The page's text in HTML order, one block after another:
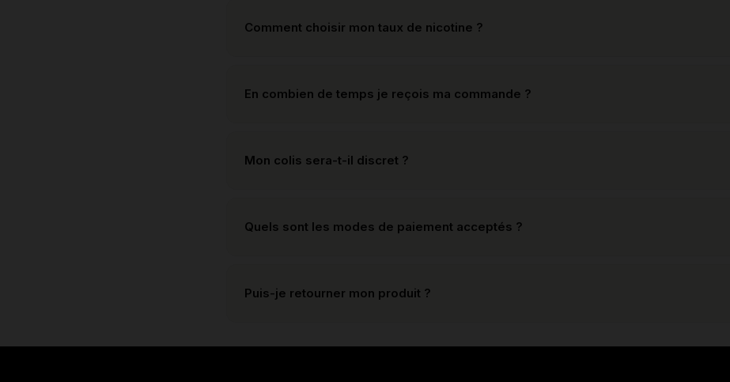
Comment choisir mon taux de nicotine ?
En combien de temps je reçois ma commande ?
Mon colis sera-t-il discret ?
Quels sont les modes de paiement acceptés ?
Puis-je retourner mon produit ?